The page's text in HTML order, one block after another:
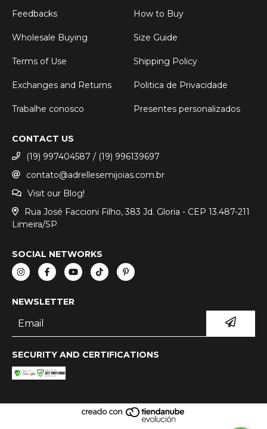
Feedbacks How to Buy
Wholesale Buying Size Guide
Terms of Use Shipping Policy
Exchanges and Returns Politica de Privacidade
Trabalhe conosco Presentes personalizados
CONTACT US
(19) 997404587 / (19) 996139697
contato@adrellesemijoias.com.br
Visit our Blog!
Rua José Faccioni Filho, 383 Jd. Gloria - CEP 13.487-211
Limeira/SP
SOCIAL NETWORKS
NEWSLETTER
SECURITY AND CERTIFICATIONS